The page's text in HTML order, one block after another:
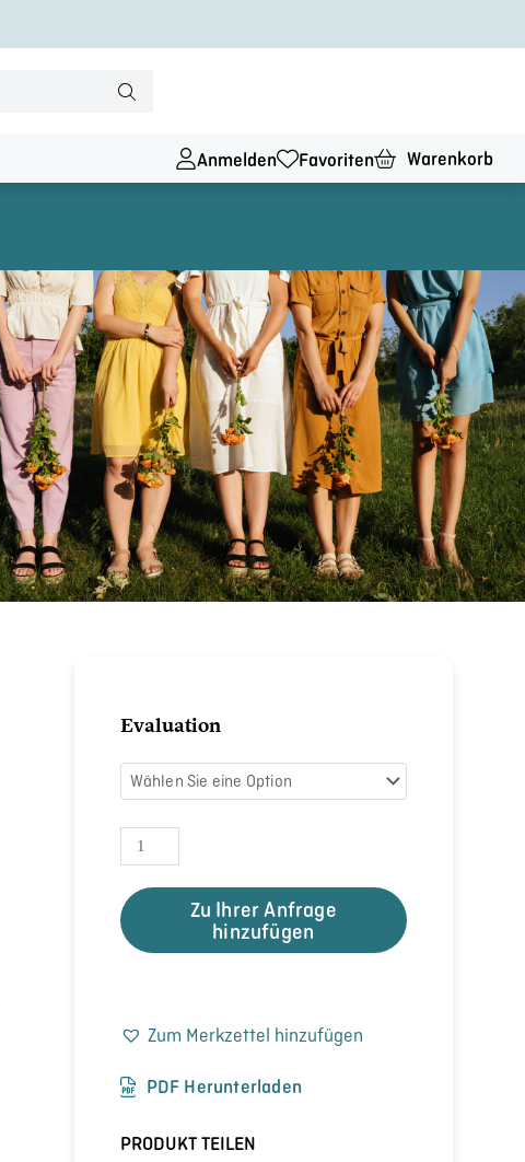
Anmelden Favoriten Warenkorb
Evaluation
Period
Menge
Zu Ihrer Anfrage
hinzufügen
Zum Merkzettel hinzufügen
PDF Herunterladen
PRODUKT TEILEN